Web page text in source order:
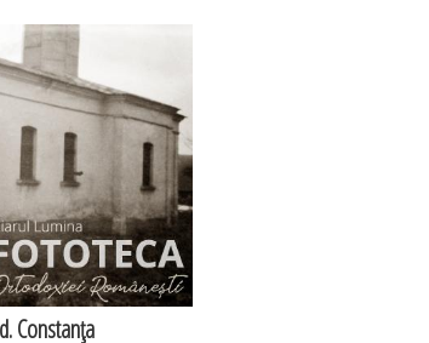
Constanţa